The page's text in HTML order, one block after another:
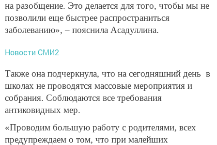
на разобщение. Это делается для того, чтобы мы не
позволили еще быстрее распространиться
заболеванию», – пояснила Асадуллина.
Новости СМИ2
Также она подчеркнула, что на сегодняшний день в
школах не проводятся массовые мероприятия и
собрания. Соблюдаются все требования
антиковидных мер.
«Проводим большую работу с родителями, всех
предупреждаем о том, что при малейших